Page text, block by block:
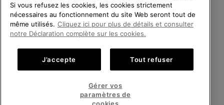
France
©2026 SOREL. Tous droits réservés.
Conditions Générales de Vente Garanties Légales Cookies
Impressum Public CBCR
Service client: Lun - Sam de 9h à 13h et de 14h à 18h
BIENVENUE CHEZ SOREL.
VEUILLEZ SÉLECTIONNER
VOTRE PAYS DE LIVRAISON.
Achats en ligne disponibles
Si vous refusez les cookies, les cookies strictement
nécessaires au fonctionnement du site Web seront tout de
même utilisés. Cliquez ici pour plus de détails et consulter
notre Déclaration complète sur les cookies.
J’accepte Tout refuser
Gérer vos
paramètres de